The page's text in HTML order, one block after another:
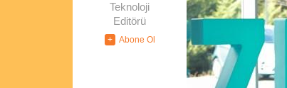
Teknoloji
Editörü